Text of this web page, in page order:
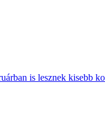
is lesznek kisebb